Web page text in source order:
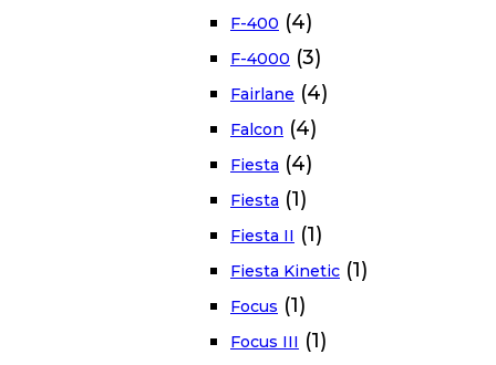
F-400 (4)
F-4000 (3)
Fairlane (4)
Falcon (4)
Fiesta (4)
Fiesta (1)
Fiesta II (1)
Fiesta Kinetic (1)
Focus (1)
Focus III (1)